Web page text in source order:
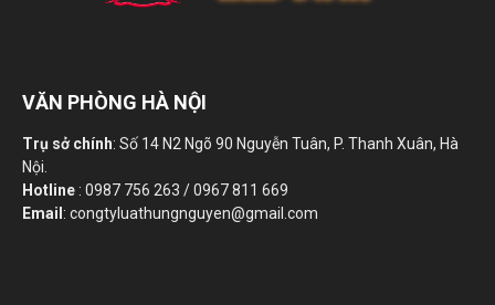
VĂN PHÒNG HÀ NỘI
Trụ sở chính: Số 14 N2 Ngõ 90 Nguyễn Tuân, P. Thanh Xuân, Hà
Nội.
Hotline : 0987 756 263 / 0967 811 669
Email: congtyluathungnguyen@gmail.com